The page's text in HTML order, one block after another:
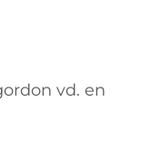
vd. en